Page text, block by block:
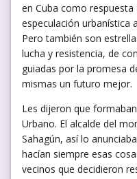
en Cuba como
especulación urbanística
Pero también son
lucha y resistencia, de
guiadas por la promesa
mismas un futuro mejor.
Les dijeron que
Urbano. El alcalde del
Sahagún, así lo
hacían siempre esas
vecinos que decidieron